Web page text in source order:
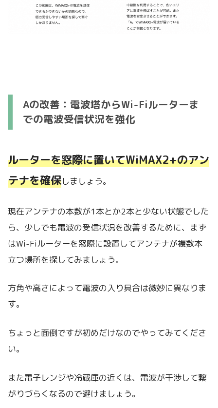
Aの改善：電波塔からWi-Fiルーターま
での電波受信状況を強化
ルーターを窓際に置いてWiMAX2+のアン
テナを確保しましょう。
現在アンテナの本数が1本とか2本と少ない状態でした
ら、少しでも電波の受信状況を改善するために、まず
はWi-Fiルーターを窓際に設置してアンテナが複数本
立つ場所を探してみましょう。
方角や高さによって電波の入り具合は微妙に異なりま
す。
ちょっと面倒ですが初めだけなのでやってみてくださ
い。
また電子レンジや冷蔵庫の近くは、電波が干渉して繋
がりづらくなるので避けましょう。